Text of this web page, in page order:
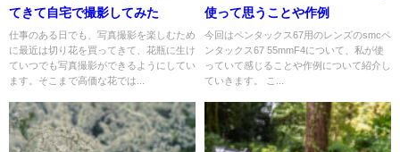
てきて自宅で撮影してみた
仕事のある日でも、写真撮影を楽しむため
に最近は切り花を買ってきて、花瓶に生け
ていつでも写真撮影ができるようにしてい
ます。そこまで高価な花では...
使って思うことや作例
今回はペンタックス67用のレンズのsmcペ
ンタックス67 55mmF4について、私が使
っていて感じることや作例について紹介し
ていきます。 こ...